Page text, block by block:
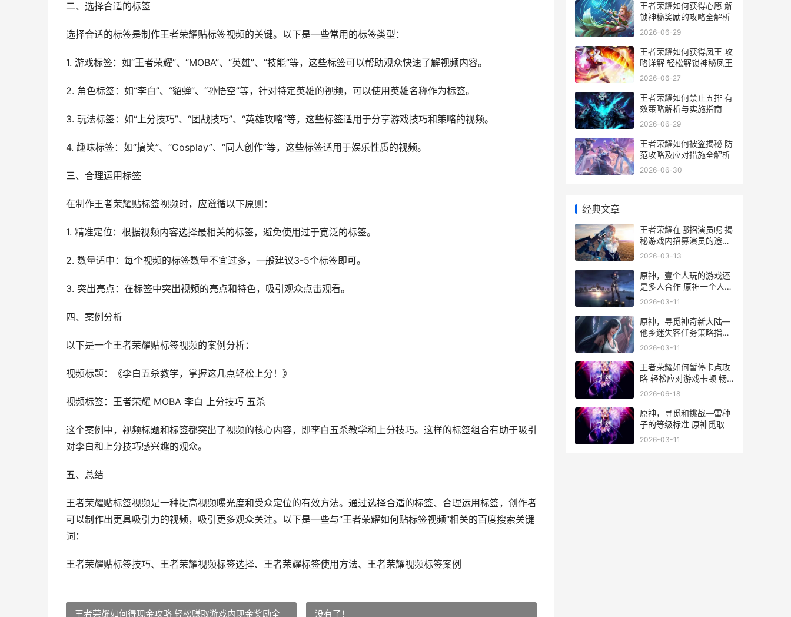
二、选择合适的标签
选择合适的标签是制作王者荣耀贴标签视频的关键。以下是一些常用的标签类型：
1. 游戏标签：如“王者荣耀”、“MOBA”、“英雄”、“技能”等，这些标签可以帮助观众快速了解视频内容。
2. 角色标签：如“李白”、“貂蝉”、“孙悟空”等，针对特定英雄的视频，可以使用英雄名称作为标签。
3. 玩法标签：如“上分技巧”、“团战技巧”、“英雄攻略”等，这些标签适用于分享游戏技巧和策略的视频。
4. 趣味标签：如“搞笑”、“Cosplay”、“同人创作”等，这些标签适用于娱乐性质的视频。
三、合理运用标签
在制作王者荣耀贴标签视频时，应遵循以下原则：
1. 精准定位：根据视频内容选择最相关的标签，避免使用过于宽泛的标签。
2. 数量适中：每个视频的标签数量不宜过多，一般建议3-5个标签即可。
3. 突出亮点：在标签中突出视频的亮点和特色，吸引观众点击观看。
四、案例分析
以下是一个王者荣耀贴标签视频的案例分析：
视频标题：《李白五杀教学，掌握这几点轻松上分！》
视频标签：王者荣耀 MOBA 李白 上分技巧 五杀
这个案例中，视频标题和标签都突出了视频的核心内容，即李白五杀教学和上分技巧。这样的标签组合有助于吸引
对李白和上分技巧感兴趣的观众。
五、总结
王者荣耀贴标签视频是一种提高视频曝光度和受众定位的有效方法。通过选择合适的标签、合理运用标签，创作者
可以制作出更具吸引力的视频，吸引更多观众关注。以下是一些与“王者荣耀如何贴标签视频”相关的百度搜索关键
词：
王者荣耀贴标签技巧、王者荣耀视频标签选择、王者荣耀标签使用方法、王者荣耀视频标签案例
王者荣耀如何得现金攻略 轻松赚取游戏内现金奖励全 没有了！
王者荣耀如何获得心愿 解
锁神秘奖励的攻略全解析
2026-06-29
王者荣耀如何获得凤王 攻
略详解 轻松解锁神秘凤王
2026-06-27
王者荣耀如何禁止五排 有
效策略解析与实施指南
2026-06-29
王者荣耀如何被盗揭秘 防
范攻略及应对措施全解析
2026-06-30
经典文章
王者荣耀在哪招演员呢 揭
秘游戏内招募演员的途径
与技巧
2026-03-13
原神，壹个人玩的游戏还
是多人合作 原神一个人玩
好无聊
2026-03-11
原神，寻觅神奇新大陆—
他乡迷失客任务策略指导
原神寻找神奇的石头
2026-03-11
王者荣耀如何暂停卡点攻
略 轻松应对游戏卡顿 畅
享无阻游戏体验
2026-06-18
原神，寻觅和挑战—雷种
子的等级标准 原神觅取
2026-03-11